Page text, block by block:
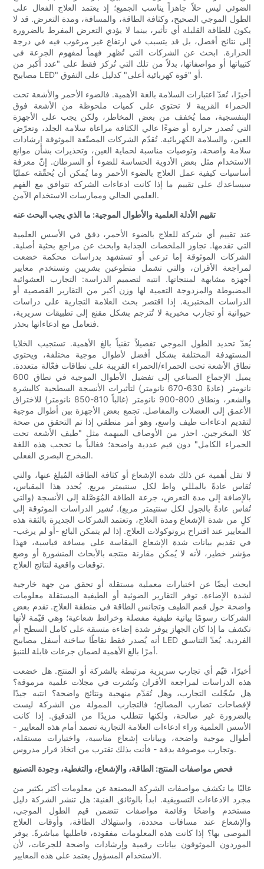
الضوئي ليس حلاً جاهزاً يناسب الجميع؛ إذ يعتمد العلاج الفعال على
الطول الموجي الصحيح، وكثافة الطاقة، والمسافة، ومدة التعرض. قد لا
يكون للطاقة القليلة أي تأثير، بينما لا يؤدي التعرض المفرط بالضرورة
إلى نتائج أفضل، بل قد يتسبب في ارتفاع غير مرغوب فيه في درجة
الحرارة. ابحث عن الشركات التي تُظهر فهماً لمفهوم الجرعة في
كتيباتها أو مواصفاتها، بدلاً من تلك التي تُركز فقط على "عدد أكبر من
مصابيح LED" أو "قوة كهربائية أعلى" كدليل على التفوق.
أخيرًا، تُعدّ اعتبارات السلامة بالغة الأهمية. فالضوء الأحمر والأشعة تحت
الحمراء القريبة لا تحتوي على كميات ملحوظة من الأشعة فوق
البنفسجية، مما يُخفف من بعض المخاطر، ولكن يجب على الأجهزة
التي تُصدر حرارة أو ضوءًا عالي الكثافة مراعاة سلامة الجلد، وتعرّض
العين، والسلامة الكهربائية. تُقدّم الشركات المصنّعة الموثوقة إرشادات
سلامة واضحة، وتوصيات مناسبة لحماية العين، وتحذيرات بشأن موانع
الاستخدام مثل بعض الأدوية الحساسة للضوء أو السرطان. إنّ معرفة
أساسيات كيفية عمل العلاج بالضوء الأحمر وما يُمكن أن يُحقّقه عمليًا
سيساعدك على تقييم ما إذا كانت ادعاءات الشركة تتوافق مع الفهم
العلمي الحالي وممارسات الاستخدام الآمن.
تقييم الأدلة العلمية والأطوال الموجية: ما الذي يجب البحث عنه
عند تقييم أي شركة للعلاج بالضوء الأحمر، دقق في الأسس العلمية
التي تقدمها. تجاوز الملخصات الجذابة وابحث عن مراجع بحثية أصلية.
الشركات الموثوقة إما ترعى أو تستشهد بدراسات محكمة خضعت
لمراجعة الأقران، والتي تشمل متطوعين بشريين وتستخدم معايير
أجهزة مشابهة لمنتجاتها. انتبه لتصميم الدراسة: التجارب العشوائية
المضبوطة والمزدوجة التعمية لها وزن أكبر من التقارير القصصية أو
الدراسات المختبرية. إذا اقتصر بحث العلامة التجارية على دراسات
حيوانية أو تجارب مخبرية لا تُترجم بشكل مقنع إلى تطبيقات سريرية،
فتعامل مع ادعاءاتها بحذر.
يُعدّ تحديد الطول الموجي تفصيلاً تقنياً بالغ الأهمية. تستجيب الخلايا
المستهدفة المختلفة بشكل أفضل لأطوال موجية مختلفة، ويحتوي
نطاق الأشعة تحت الحمراء/الحمراء القريبة على نطاقات فعّالة متعددة.
يميل الإجماع الصناعي إلى تفضيل الأطوال الموجية في نطاق 600
نانومتر (عادةً 630-670 نانومتر) لتأثيرات الأنسجة السطحية كالبشرة
والشعر، ونطاق 800-900 نانومتر (غالباً 810-850 نانومتر) للاختراق
الأعمق إلى العضلات والمفاصل. تجمع بعض الأجهزة بين أطوال موجية
لتقديم ادعاءات طيف واسع، وهو أمر منطقي إذا تم التحقق من صحة
كلا المخرجين. احذر من الأوصاف المبهمة مثل "طيف الأشعة تحت
الحمراء الكامل" دون قيم عددية واضحة؛ فغالباً ما تحجب هذه اللغة
المخرج البصري الفعلي.
لا تقل أهمية عن ذلك شدة الإشعاع أو كثافة الطاقة المُبلغ عنها، والتي
تُقاس عادةً بالمللي واط لكل سنتيمتر مربع. يُحدد هذا المقياس،
بالإضافة إلى مدة التعرض، جرعة الطاقة المُوَصَّلة إلى الأنسجة (والتي
تُقاس عادةً بالجول لكل سنتيمتر مربع). تُشير الدراسات الموثوقة إلى
كلٍ من شدة الإشعاع ومدة العلاج، وتعتمد الشركات الجديرة بالثقة هذه
المعايير عند اقتراح بروتوكولات العلاج. إذا لم يتمكن البائع -أو لم يرغب-
في تقديم بيانات شدة الإشعاع المقاسة على مسافة قياسية، فهذا
مؤشر خطير، لأنه لا يُمكن مقارنة منتجه بالأبحاث المنشورة أو وضع
توقعات واقعية لنتائج العلاج.
ابحث أيضًا عن اختبارات معملية مستقلة أو تحقق من جهة خارجية
لشدة الإضاءة. توفر التقارير الضوئية أو الطيفية المستقلة معلومات
واضحة حول قمم الطيف وتجانس الطاقة في منطقة العلاج. تقدم بعض
الشركات رسومًا بيانية طيفية مفصلة وخرائط شعاعية؛ وهي قيّمة لأنها
تكشف ما إذا كان الجهاز يوفر شدة إضاءة متسقة على كامل السطح أم
أنه يُصدر فقط نقاطًا ساخنة أسفل مصابيح LED الفردية. يُعدّ التناسق
أمرًا بالغ الأهمية لضمان جرعات قابلة للتنبؤ.
أخيرًا، قيّم أي تجارب سريرية مرتبطة بالشركة أو المنتج. هل خضعت
هذه الدراسات لمراجعة الأقران ونُشرت في مجلات علمية مرموقة؟
هل سُجّلت التجارب، وهل تُقدّم منهجية ونتائج واضحة؟ انتبه جيدًا
لإفصاحات تضارب المصالح؛ فالتجارب الممولة من الشركة ليست
بالضرورة غير صالحة، ولكنها تتطلب مزيدًا من التدقيق. إذا كانت
الأسس العلمية وراء ادعاءات العلامة التجارية تصمد أمام هذه المعايير -
أطوال موجية واضحة، وبيانات إشعاع مناسبة، واختبارات مستقلة،
وتجارب موصوفة بدقة - فأنت بذلك تقترب من اتخاذ قرار مدروس.
فحص مواصفات المنتج: الطاقة، والإشعاع، والتغطية، وجودة التصنيع
غالبًا ما تكشف مواصفات الشركة المصنعة عن معلومات أكثر بكثير من
مجرد الادعاءات التسويقية. ابدأ بالوثائق الفنية: هل تنشر الشركة دليل
مستخدم واضحًا وقائمة مواصفات تتضمن قيم الطول الموجي،
والإشعاع عند مسافات محددة، واستهلاك الطاقة، وأوقات العلاج
الموصى بها؟ إذا كانت هذه المعلومات مفقودة، فاطلبها مباشرةً. يوفر
الموردون الموثوقون بيانات رقمية وإرشادات واضحة للجرعات، لأن
الاستخدام المسؤول يعتمد على هذه المعايير.